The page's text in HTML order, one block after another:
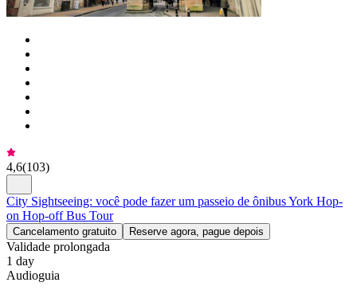
4,6(103)
City Sightseeing: você pode fazer um passeio de ônibus York Hop-
on Hop-off Bus Tour
Cancelamento gratuito Reserve agora, pague depois
Validade prolongada
1 day
Audioguia